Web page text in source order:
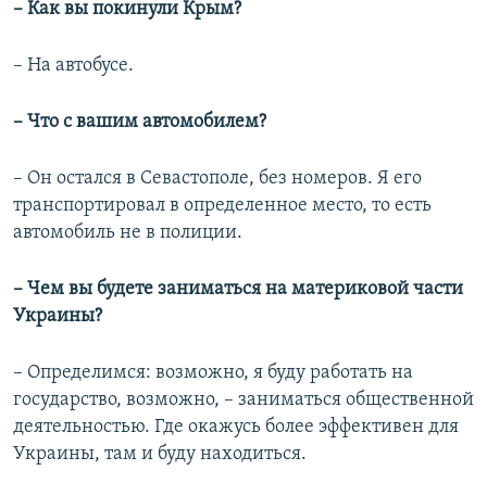
– Как вы покинули Крым?
– На автобусе.
– Что с вашим автомобилем?
– Он остался в Севастополе, без номеров. Я его
транспортировал в определенное место, то есть
автомобиль не в полиции.
– Чем вы будете заниматься на материковой части
Украины?
– Определимся: возможно, я буду работать на
государство, возможно, – заниматься общественной
деятельностью. Где окажусь более эффективен для
Украины, там и буду находиться.